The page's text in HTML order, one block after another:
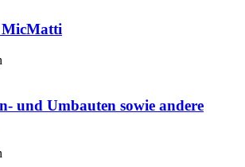
und Umbauten sowie andere